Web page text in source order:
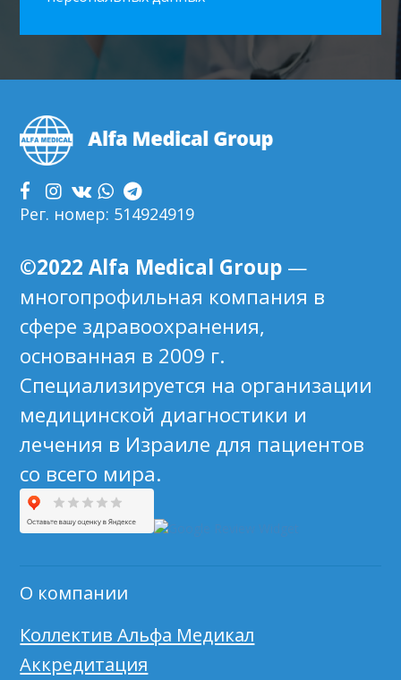
Footer
Рег. номер: 514924919
©2022 Alfa Medical Group —
многопрофильная компания в
сфере здравоохранения,
основанная в 2009 г.
Специализируется на организации
медицинской диагностики и
лечения в Израиле для пациентов
со всего мира.
О компании
Коллектив Альфа Медикал
Аккредитация